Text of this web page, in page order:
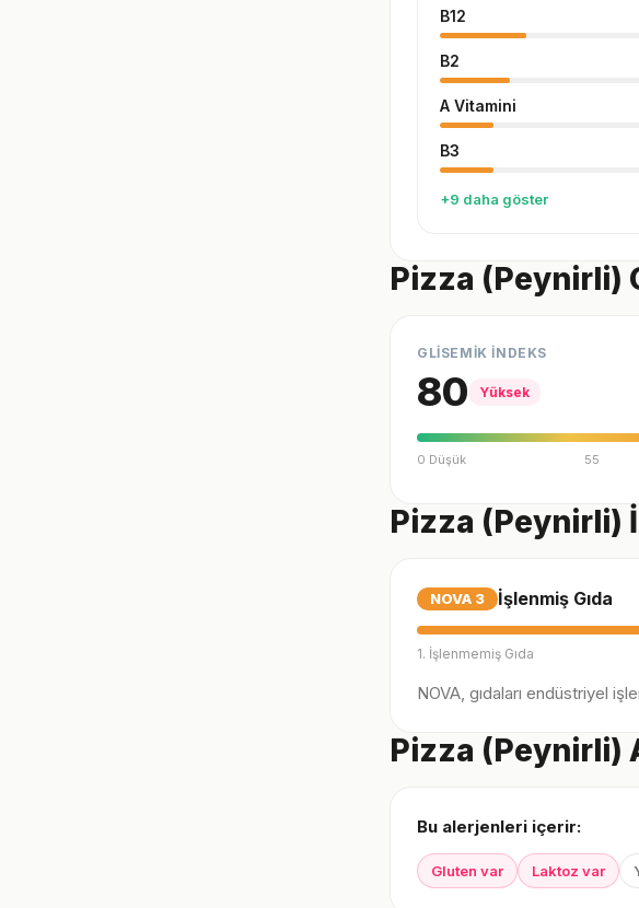
B12
B2
A Vitamini
B3
+9 daha göster
Pizza (Peynirli)
GLİSEMİK İNDEKS
80 Yüksek
0 Düşük 55
Pizza (Peynirli)
NOVA 3 İşlenmiş Gıda
1. İşlenmemiş Gıda
NOVA, gıdaları endüstriyel
Pizza (Peynirli)
Bu alerjenleri içerir:
Gluten var Laktoz var